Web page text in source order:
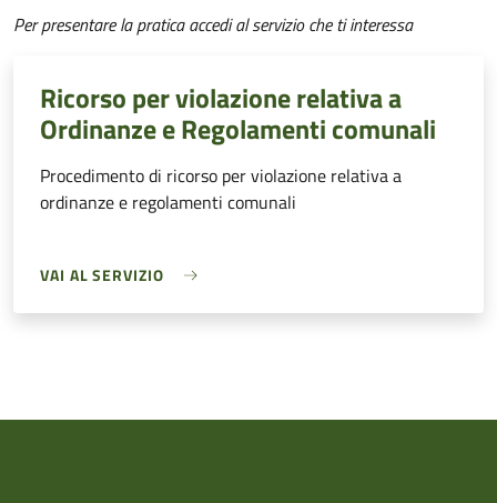
Per presentare la pratica accedi al servizio che ti interessa
Ricorso per violazione relativa a
Ordinanze e Regolamenti comunali
Procedimento di ricorso per violazione relativa a
ordinanze e regolamenti comunali
VAI AL SERVIZIO